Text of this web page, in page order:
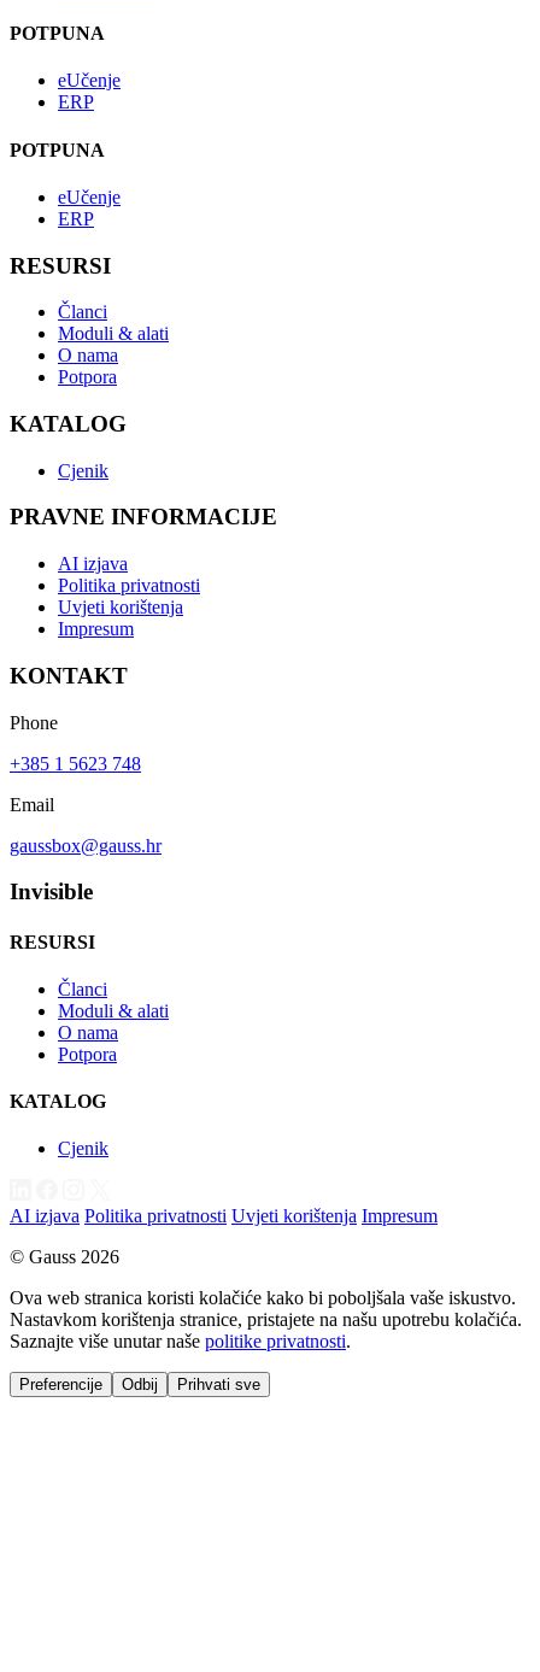
POTPUNA
eUčenje
ERP
POTPUNA
eUčenje
ERP
RESURSI
Članci
Moduli & alati
O nama
Potpora
KATALOG
Cjenik
PRAVNE INFORMACIJE
AI izjava
Politika privatnosti
Uvjeti korištenja
Impresum
KONTAKT
Phone
+385 1 5623 748
Email
gaussbox@gauss.hr
Invisible
RESURSI
Članci
Moduli & alati
O nama
Potpora
KATALOG
Cjenik
AI izjava Politika privatnosti Uvjeti korištenja Impresum
© Gauss 2026
Ova web stranica koristi kolačiće kako bi poboljšala vaše iskustvo.
Nastavkom korištenja stranice, pristajete na našu upotrebu kolačića.
Saznajte više unutar naše politike privatnosti.
Preferencije Odbij Prihvati sve